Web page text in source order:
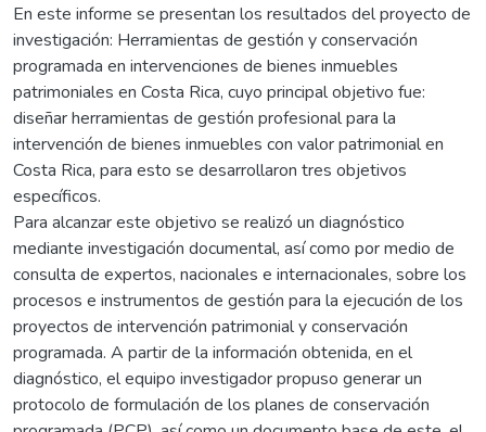
En este informe se presentan los resultados del proyecto de
investigación: Herramientas de gestión y conservación
programada en intervenciones de bienes inmuebles
patrimoniales en Costa Rica, cuyo principal objetivo fue:
diseñar herramientas de gestión profesional para la
intervención de bienes inmuebles con valor patrimonial en
Costa Rica, para esto se desarrollaron tres objetivos
específicos.
Para alcanzar este objetivo se realizó un diagnóstico
mediante investigación documental, así como por medio de
consulta de expertos, nacionales e internacionales, sobre los
procesos e instrumentos de gestión para la ejecución de los
proyectos de intervención patrimonial y conservación
programada. A partir de la información obtenida, en el
diagnóstico, el equipo investigador propuso generar un
protocolo de formulación de los planes de conservación